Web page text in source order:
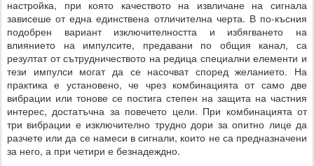
настройка, при която качеството на извличане на сигнала
зависеше от една единствена отличителна черта. В по-късния
подобрен вариант изключителността и избягването на
влиянието на импулсите, предавани по общия канал, са
резултат от сътрудничеството на редица специални елементи и
тези импулси могат да се насочват според желанието. На
практика е установено, че чрез комбинацията от само две
вибрации или тонове се постига степен на защита на частния
интерес, достатъчна за повечето цели. При комбинацията от
три вибрации е изключително трудно дори за опитно лице да
разчете или да се намеси в сигнали, които не са предназначени
за него, а при четири е безнадеждно.